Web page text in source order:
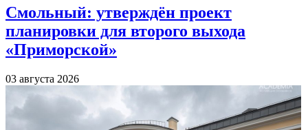
Смольный: утверждён проект
планировки для второго выхода
«Приморской»
03 августа 2026